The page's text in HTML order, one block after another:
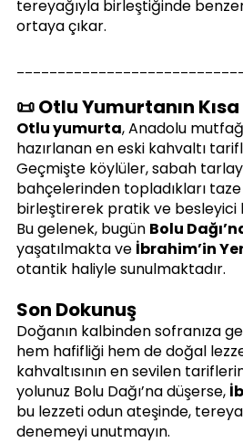
tereyağıyla birleştiğinde
ortaya çıkar.
📜 Otlu Yumurtanın
Otlu yumurta, Anadolu
hazırlanan en eski kahvaltı
Geçmişte köylüler, sabah
bahçelerinden topladıkları
birleştirerek pratik ve besleyici
Bu gelenek, bugün Bolu
yaşatılmakta ve İbrahim’in
otantik haliyle sunulmaktadır.
Son Dokunuş
Doğanın kalbinden sofranıza
hem hafifliği hem de doğal
kahvaltısının en sevilen
yolunuz Bolu Dağı’na düşerse,
bu lezzeti odun ateşinde,
denemeyi unutmayın.